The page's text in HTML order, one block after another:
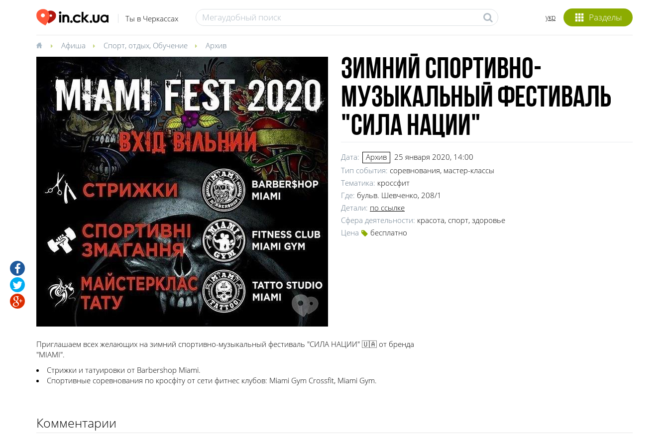
Ты в Черкассах Разделы
укр
Афиша Спорт, отдых, Обучение Архив
Зимний спортивно-
музыкальный фестиваль
"СИЛА НАЦИИ"
Дата: Архив
25 января 2020, 14:00
Тип события: соревнования, мастер-классы
Тематика: кроссфит
Где: бульв. Шевченко, 208/1
Детали: по ссылке
Сфера деятельности: красота, спорт, здоровье
Цена
бесплатно
Приглашаем всех желающих на зимний спортивно-музыкальный фестиваль "СИЛА НАЦИИ" 🇺🇦 от бренда
"MIAMI".
Стрижки и татуировки от Barbershop Miami.
Спортивные соревнования по кросфіту от сети фитнес клубов: Miami Gym Crossfit, Miami Gym.
Комментарии